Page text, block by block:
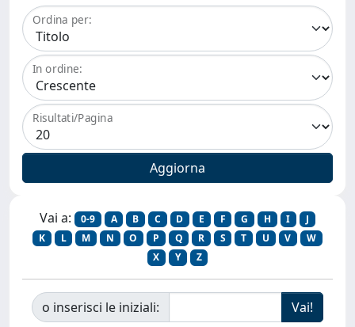
Ordina per:
In ordine:
Risultati/Pagina
Vai a: 0-9 A B C D E F G H I
J
K
L M N O P Q R S T U V
W
X
Y Z
o inserisci le iniziali: